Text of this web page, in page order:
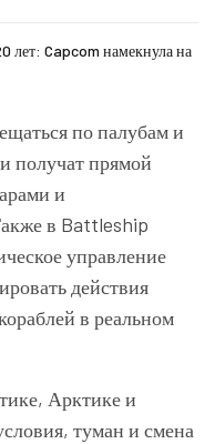
лет: Capcom намекнула на
по палубам и
получат прямой
и
в Battleship
управление
действия
в реальном
Арктике и
туман и смена